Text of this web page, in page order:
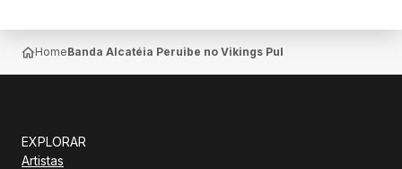
HomeBanda Alcatéia Peruibe no Vikings Pub Beer — Peruíbe
EXPLORAR
Artistas